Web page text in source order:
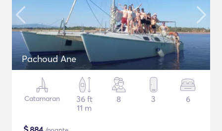
Pachoud Ane
Catamaran
36 ft
11 m
8 3 6